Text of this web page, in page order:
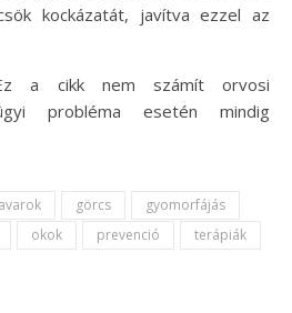
kockázatát, javítva ezzel az
a cikk nem számít orvosi
probléma esetén mindig
görcs
gyomorfájás
okok prevenció
terápiák